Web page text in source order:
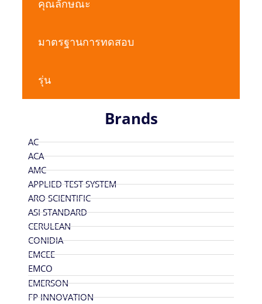
Brands
AC
ACA
AMC
APPLIED TEST SYSTEM
ARO SCIENTIFIC
ASI STANDARD
CERULEAN
CONIDIA
EMCEE
EMCO
EMERSON
FP INNOVATION
คุณลักษณะ
มาตรฐานการทดสอบ
รุ่น